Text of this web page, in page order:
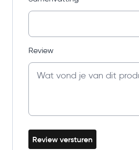
Review
Review versturen